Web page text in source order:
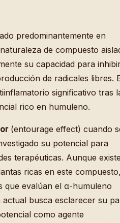
predominantemente en
de compuesto
su capacidad para
de radicales libres.
significativo tras
rico en humuleno.
(entourage effect) cuando
su potencial para
terapéuticas. Aunque
ricas en este
que evalúan el α-humuleno
busca esclarecer su
como agente